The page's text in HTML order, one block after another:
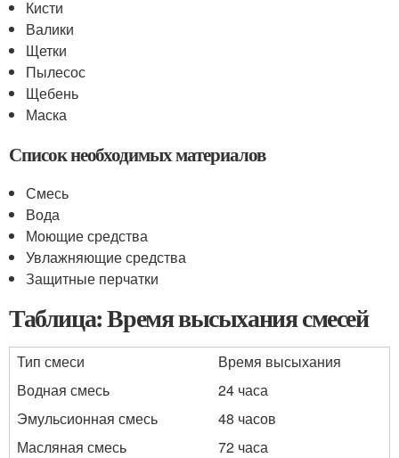
Кисти
Валики
Щетки
Пылесос
Щебень
Маска
Список необходимых материалов
Смесь
Вода
Моющие средства
Увлажняющие средства
Защитные перчатки
Таблица: Время высыхания смесей
Тип смеси
Время высыхания
Водная смесь
24 часа
Эмульсионная смесь
48 часов
Масляная смесь
72 часа